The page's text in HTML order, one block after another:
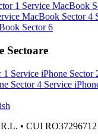
1 Service MacBook
MacBook Sector 4
Sector 6
Sectoare
1 Service iPhone Sector
Sector 4 Service
• CUI RO37296712